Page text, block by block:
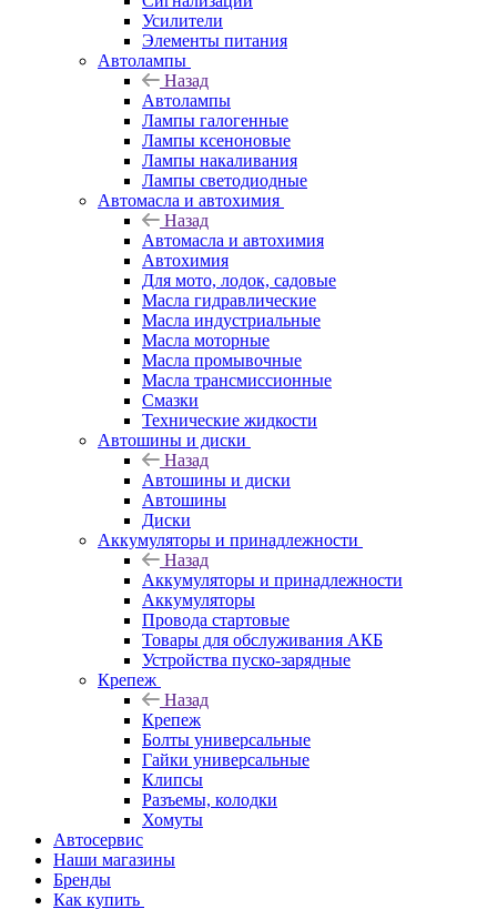
Усилители
Элементы питания
Автолампы
Назад
Автолампы
Лампы галогенные
Лампы ксеноновые
Лампы накаливания
Лампы светодиодные
Автомасла и автохимия
Назад
Автомасла и автохимия
Автохимия
Для мото, лодок, садовые
Масла гидравлические
Масла индустриальные
Масла моторные
Масла промывочные
Масла трансмиссионные
Смазки
Технические жидкости
Автошины и диски
Назад
Автошины и диски
Автошины
Диски
Аккумуляторы и принадлежности
Назад
Аккумуляторы и принадлежности
Аккумуляторы
Провода стартовые
Товары для обслуживания АКБ
Устройства пуско-зарядные
Крепеж
Назад
Крепеж
Болты универсальные
Гайки универсальные
Клипсы
Разъемы, колодки
Хомуты
Автосервис
Наши магазины
Бренды
Как купить